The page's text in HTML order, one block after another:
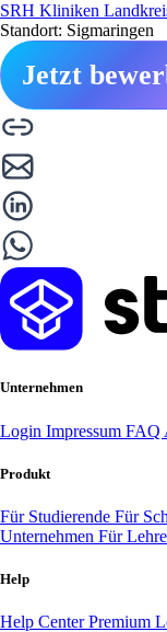
SRH Kliniken
Standort: Sigmaringen
Jetzt
Unternehmen
Login Impressum FAQ
Produkt
Für Studierende Für
Unternehmen Für
Help
Help CenterPremium